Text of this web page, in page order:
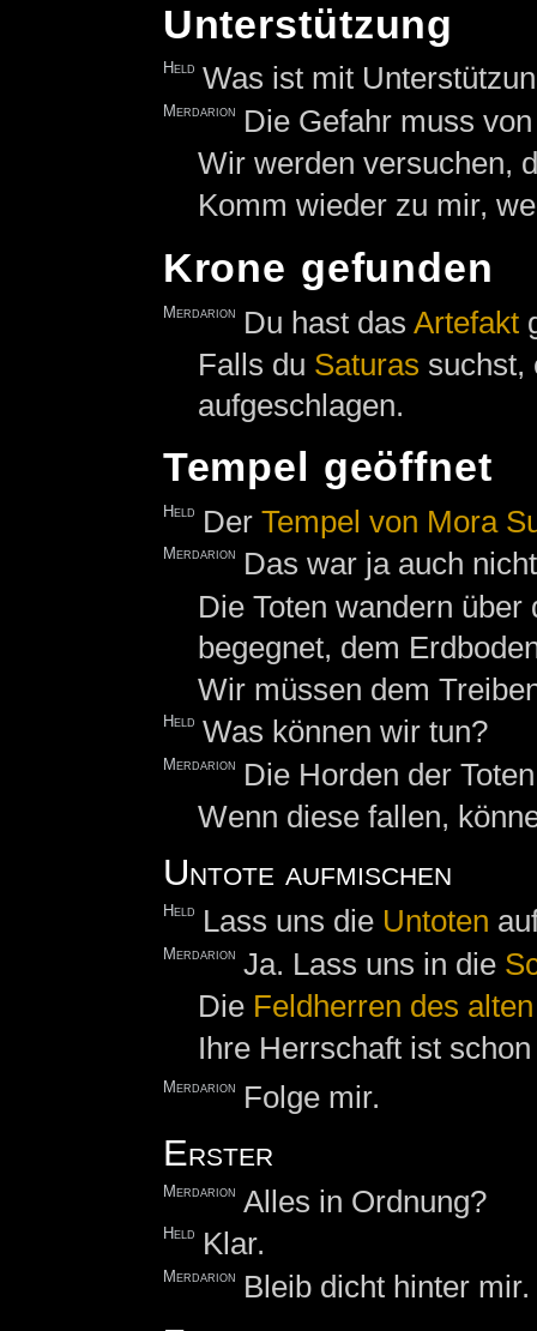
Unterstützung
Held Was ist mit
Merdarion
Die Gefahr muss
Wir werden versuchen,
Komm wieder zu mir,
Krone gefunden
Merdarion Du hast dasArtefakt
Falls du Saturas suchst,
aufgeschlagen.
Tempel geöffnet
Held DerTempel von Mora
Merdarion
Das war ja auch
Die Toten wandern
begegnet, dem
Wir müssen dem
Held Was können wir tun?
Merdarion
Die Horden der
Wenn diese fallen,
Untote aufmischen
Held Lass uns die Untoten
Merdarion Ja. Lass uns in die
Die Feldherren des
Ihre Herrschaft ist
Merdarion Folge mir.
Erster
Merdarion Alles in Ordnung?
Held Klar.
Merdarion Bleib dicht hinter